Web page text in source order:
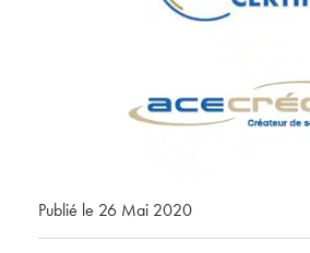
Publié le 26 Mai 2020